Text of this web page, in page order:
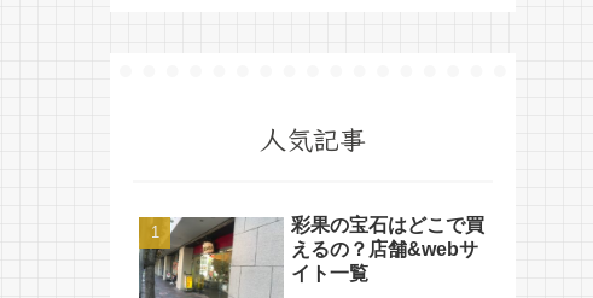
人気記事
彩果の宝石はどこで買
えるの？店舗&webサ
イト一覧